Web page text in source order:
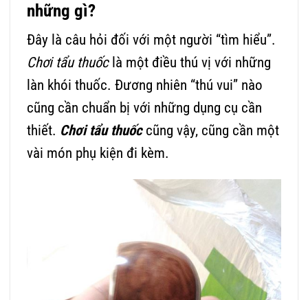
những gì?
Đây là câu hỏi đối với một người “tìm hiểu”.
Chơi tẩu thuốclà một điều thú vị với những
làn khói thuốc. Đương nhiên “thú vui” nào
cũng cần chuẩn bị với những dụng cụ cần
thiết. Chơi tẩu thuốccũng vậy, cũng cần một
vài món phụ kiện đi kèm.